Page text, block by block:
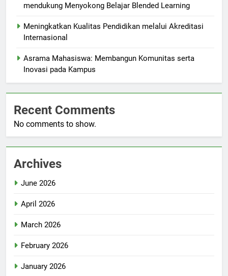
mendukung Menyokong Belajar Blended Learning
Meningkatkan Kualitas Pendidikan melalui Akreditasi
Internasional
Asrama Mahasiswa: Membangun Komunitas serta
Inovasi pada Kampus
Recent Comments
No comments to show.
Archives
June 2026
April 2026
March 2026
February 2026
January 2026